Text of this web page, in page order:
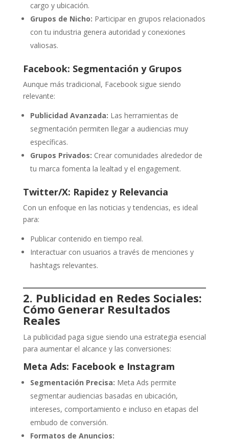
cargo y ubicación.
Grupos de Nicho: Participar en grupos relacionados
con tu industria genera autoridad y conexiones
valiosas.
Facebook: Segmentación y Grupos
Aunque más tradicional, Facebook sigue siendo
relevante:
Publicidad Avanzada: Las herramientas de
segmentación permiten llegar a audiencias muy
específicas.
Grupos Privados: Crear comunidades alrededor de
tu marca fomenta la lealtad y el engagement.
Twitter/X: Rapidez y Relevancia
Con un enfoque en las noticias y tendencias, es ideal
para:
Publicar contenido en tiempo real.
Interactuar con usuarios a través de menciones y
hashtags relevantes.
2. Publicidad en Redes Sociales:
Cómo Generar Resultados
Reales
La publicidad paga sigue siendo una estrategia esencial
para aumentar el alcance y las conversiones:
Meta Ads: Facebook e Instagram
Segmentación Precisa: Meta Ads permite
segmentar audiencias basadas en ubicación,
intereses, comportamiento e incluso en etapas del
embudo de conversión.
Formatos de Anuncios: